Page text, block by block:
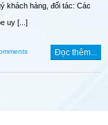
khách hàng, đối tác: Các
uy [...]
Đọc thêm...